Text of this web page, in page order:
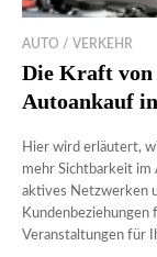
AUTO / VERKEHR
Die Kraft von
Autoankauf
Hier wird erläutert,
mehr Sichtbarkeit im
aktives Netzwerken
Kundenbeziehungen
Veranstaltungen für